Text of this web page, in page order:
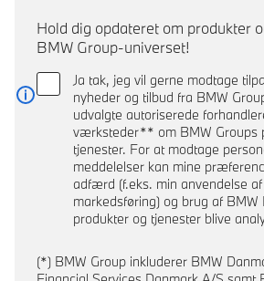
Hold dig opdateret om produkter
BMW Group-universet!
Ja tak, jeg vil gerne modtage
nyheder og tilbud fra BMW
udvalgte autoriserede
værksteder** om BMW Groups
tjenester. For at modtage
meddelelser kan mine
adfærd (f.eks. min anvendelse
markedsføring) og brug af BMW
produkter og tjenester blive
Læs mere
(*) BMW Group inkluderer BMW